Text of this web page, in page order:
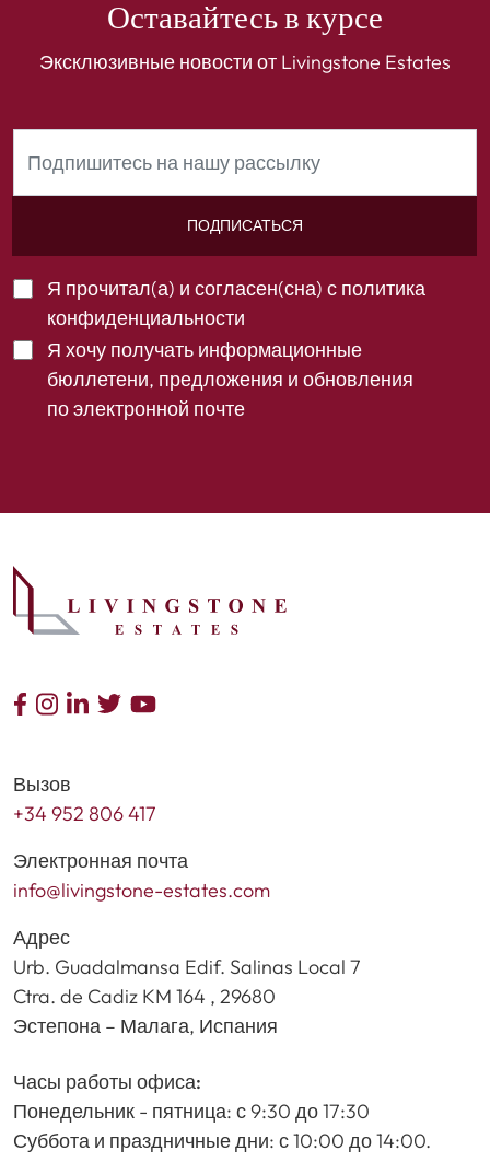
Оставайтесь в курсе
Эксклюзивные новости от Livingstone Estates
ПОДПИСАТЬСЯ
Я прочитал(а) и согласен(сна) с политика
конфиденциальности
Я хочу получать информационные
бюллетени, предложения и обновления
по электронной почте
Вызов
+34 952 806 417
Электронная почта
info@livingstone-estates.com
Адрес
Urb. Guadalmansa Edif. Salinas Local 7
Ctra. de Cadiz KM 164 , 29680
Эстепона – Малага, Испания
Часы работы офиса:
Понедельник - пятница: с 9:30 до 17:30
Суббота и праздничные дни: с 10:00 до 14:00.